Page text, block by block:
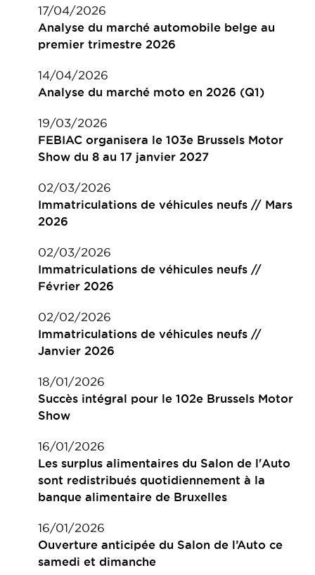
17/04/2026
Analyse du marché automobile belge au
premier trimestre 2026
14/04/2026
Analyse du marché moto en 2026 (Q1)
19/03/2026
FEBIAC organisera le 103e Brussels Motor
Show du 8 au 17 janvier 2027
02/03/2026
Immatriculations de véhicules neufs // Mars
2026
02/03/2026
Immatriculations de véhicules neufs //
Février 2026
02/02/2026
Immatriculations de véhicules neufs //
Janvier 2026
18/01/2026
Succès intégral pour le 102e Brussels Motor
Show
16/01/2026
Les surplus alimentaires du Salon de l'Auto
sont redistribués quotidiennement à la
banque alimentaire de Bruxelles
16/01/2026
Ouverture anticipée du Salon de l’Auto ce
samedi et dimanche